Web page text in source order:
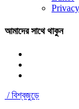
আমাদের সাথে থাকুন
/বিশ্বজুড়ে